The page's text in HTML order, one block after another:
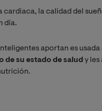
cardiaca, la calidad del
día.
aportan es
de su estado de salud y les